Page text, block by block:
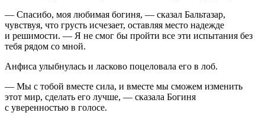
— Спасибо, моя любимая богиня, — сказал Бальтазар,
чувствуя, что грусть исчезает, оставляя место надежде
и решимости. — Я не смог бы пройти все эти испытания без
тебя рядом со мной.
Анфиса улыбнулась и ласково поцеловала его в лоб.
— Мы с тобой вместе сила, и вместе мы сможем изменить
этот мир, сделать его лучше, — сказала Богиня
с уверенностью в голосе.